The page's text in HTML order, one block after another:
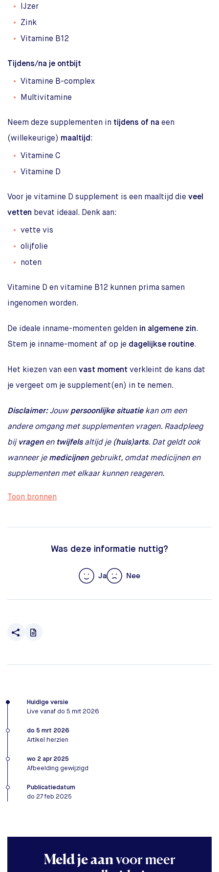
IJzer
Zink
Vitamine B12
Tijdens/na je ontbijt
Vitamine B-complex
Multivitamine
Neem deze supplementen in tijdens of na een
(willekeurige) maaltijd:
Vitamine C
Vitamine D
Voor je vitamine D supplement is een maaltijd die veel
vetten bevat ideaal. Denk aan:
vette vis
olijfolie
noten
Vitamine D en vitamine B12 kunnen prima samen
ingenomen worden.
De ideale inname-momenten gelden in algemene zin.
Stem je inname-moment af op je dagelijkse routine.
Het kiezen van een vast moment verkleint de kans dat
je vergeet om je supplement(en) in te nemen.
Disclaimer:Jouw persoonlijke situatiekan om een
andere omgang met supplementen vragen. Raadpleeg
bij vragenen twijfelsaltijd je (huis)arts. Dat geldt ook
wanneer je medicijnengebruikt, omdat medicijnen en
supplementen met elkaar kunnen reageren.
Toon bronnen
Was deze informatie nuttig?
Ja Nee
Huidige versie
Live vanaf do 5 mrt 2026
do 5 mrt 2026
Artikel herzien
wo 2 apr 2025
Afbeelding gewijzigd
Publicatiedatum
do 27 feb 2025
Meld je aanvoor meer